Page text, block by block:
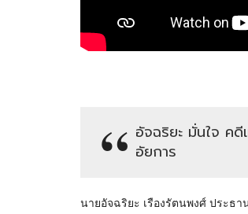
อัจฉริยะ มั่นใจ ค
อัยการ
นายอัจฉริยะ เรืองรัตนพงศ์ ประธ